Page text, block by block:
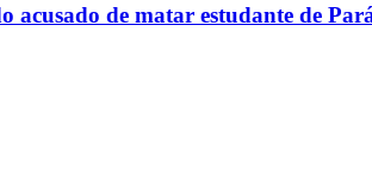
acusado de matar estudante de